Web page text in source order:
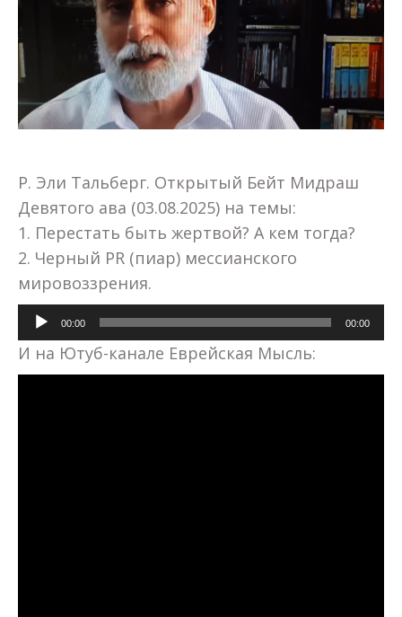
Р. Эли Тальберг. Открытый Бейт Мидраш
Девятого ава (03.08.2025) на темы:
1. Перестать быть жертвой? А кем тогда?
2. Черный PR (пиар) мессианского
мировоззрения.
Аудиоплеер
00:00 00:00
И на Ютуб-канале Еврейская Мысль: